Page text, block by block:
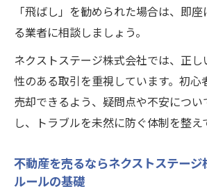
「飛ばし」を勧められた場合は、即
る業者に相談しましょう。
ネクストステージ株式会社では、正
性のある取引を重視しています。初心
売却できるよう、疑問点や不安につ
し、トラブルを未然に防ぐ体制を整え
不動産を売るならネクストステー
ルールの基礎